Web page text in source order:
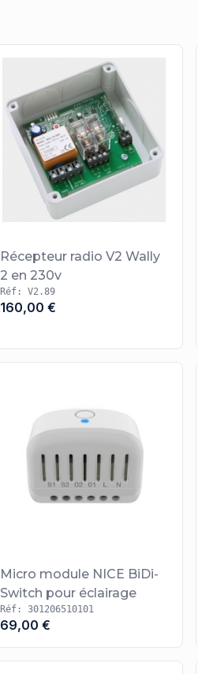
Récepteur radio V2 Wally
2 en 230v
Réf: V2.89
160,00 €
Micro module NICE BiDi-
Switch pour éclairage
Réf: 301206510101
69,00 €